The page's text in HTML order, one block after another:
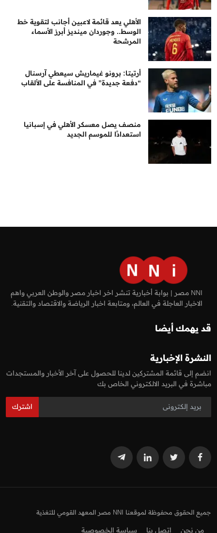
الأهلي يعد قائمة لاعبين أجانب لتقوية خط
الوسط.. وجوردان مينديز أبرز الأسماء
المرشحة
أرتيتا: برونو غيماريش سيعطي آرسنال
“دفعة جديدة” في المنافسة على الألقاب
منصف يصل معسكر الأهلي في إسبانيا
استعدادًا للموسم الجديد
NNI مصر | بوابة أخبارية تنشر اخر اخبار مصر والوطن العربي واهم
الاخبار العاجلة في العالم، ومتابعة اخبار الرياضة والاقتصاد والتقنية.
قد يهمك أيضا
النشرة الإخبارية
انضم إلى قائمة المشتركين لدينا للحصول على آخر الأخبار والمستجدات
مباشرة في البريد الالكتروني الخاص بك
اشترك
جميع الحقوق محفوظة لموقعنا NNI مصر المعهد القومي للتغذية
من نحن اتصل بنا سياسة الخصوصية